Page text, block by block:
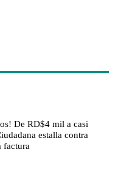
De RD$4 mil a casi
estalla contra
factura